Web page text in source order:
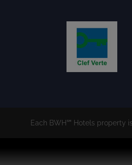
Each BWH℠ Hotels property